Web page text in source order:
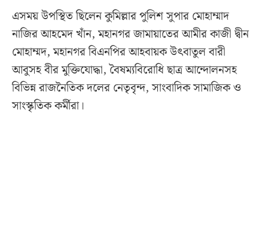
এসময় উপস্থিত ছিলেন কুমিল্লার পুলিশ সুপার মোহাম্মাদ
নাজির আহমেদ খাঁন, মহানগর জামায়াতের আমীর কাজী দ্বীন
মোহাম্মদ, মহানগর বিএনপির আহবায়ক উৎবাতুল বারী
আবুসহ বীর মুক্তিযোদ্ধা, বৈষম্যবিরোধি ছাত্র আন্দোলনসহ
বিভিন্ন রাজনৈতিক দলের নেতৃবৃন্দ, সাংবাদিক সামাজিক ও
সাংস্কৃতিক কর্মীরা।